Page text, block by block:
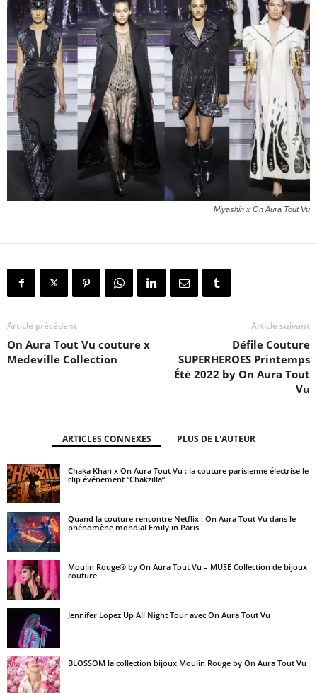
Miyashin x On Aura Tout Vu
Article précédent
On Aura Tout Vu couture x
Medeville Collection
Article suivant
Défile Couture
SUPERHEROES Printemps
Été 2022 by On Aura Tout
Vu
ARTICLES CONNEXES PLUS DE L'AUTEUR
Chaka Khan x On Aura Tout Vu : la couture parisienne électrise le
clip événement “Chakzilla”
Quand la couture rencontre Netflix : On Aura Tout Vu dans le
phénomène mondial Emily in Paris
Moulin Rouge® by On Aura Tout Vu – MUSE Collection de bijoux
couture
Jennifer Lopez Up All Night Tour avec On Aura Tout Vu
BLOSSOM la collection bijoux Moulin Rouge by On Aura Tout Vu